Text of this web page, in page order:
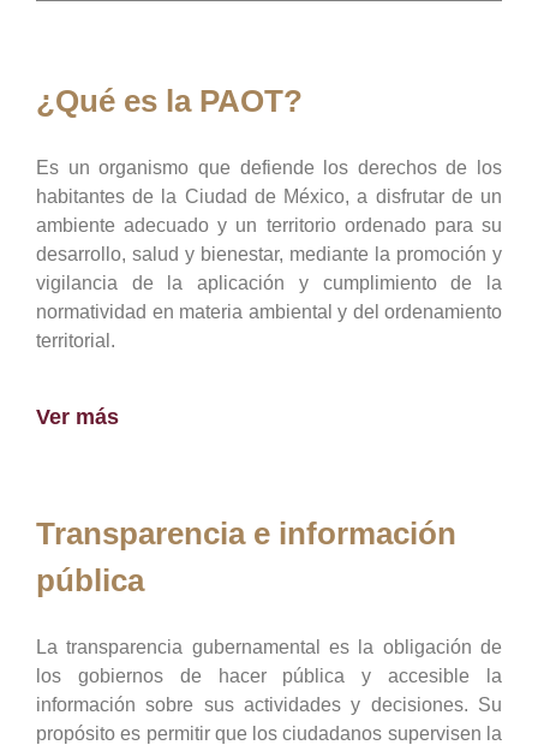
¿Qué es la PAOT?
Es un organismo que defiende los derechos de los
habitantes de la Ciudad de México, a disfrutar de un
ambiente adecuado y un territorio ordenado para su
desarrollo, salud y bienestar, mediante la promoción y
vigilancia de la aplicación y cumplimiento de la
normatividad en materia ambiental y del ordenamiento
territorial.
Ver más
Transparencia e información
pública
La transparencia gubernamental es la obligación de
los gobiernos de hacer pública y accesible la
información sobre sus actividades y decisiones. Su
propósito es permitir que los ciudadanos supervisen la